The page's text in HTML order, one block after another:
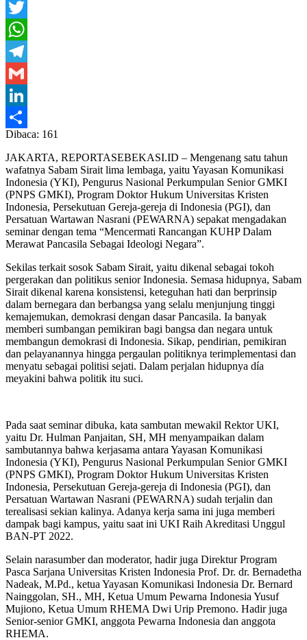
Facebook
Twitter
WhatsApp
Telegram
Gmail
LinkedIn
Share
Dibaca: 161
JAKARTA, REPORTASEBEKASI.ID – Mengenang satu tahun
wafatnya Sabam Sirait lima lembaga, yaitu Yayasan Komunikasi
Indonesia (YKI), Pengurus Nasional Perkumpulan Senior GMKI
(PNPS GMKI), Program Doktor Hukum Universitas Kristen
Indonesia, Persekutuan Gereja-gereja di Indonesia (PGI), dan
Persatuan Wartawan Nasrani (PEWARNA) sepakat mengadakan
seminar dengan tema “Mencermati Rancangan KUHP Dalam
Merawat Pancasila Sebagai Ideologi Negara”.
Sekilas terkait sosok Sabam Sirait, yaitu dikenal sebagai tokoh
pergerakan dan politikus senior Indonesia. Semasa hidupnya, Sabam
Sirait dikenal karena konsistensi, keteguhan hati dan berprinsip
dalam bernegara dan berbangsa yang selalu menjunjung tinggi
kemajemukan, demokrasi dengan dasar Pancasila. Ia banyak
memberi sumbangan pemikiran bagi bangsa dan negara untuk
membangun demokrasi di Indonesia. Sikap, pendirian, pemikiran
dan pelayanannya hingga pergaulan politiknya terimplementasi dan
menyatu sebagai politisi sejati. Dalam perjalan hidupnya día
meyakini bahwa politik itu suci.
Pada saat seminar dibuka, kata sambutan mewakil Rektor UKI,
yaitu Dr. Hulman Panjaitan, SH, MH menyampaikan dalam
sambutannya bahwa kerjasama antara Yayasan Komunikasi
Indonesia (YKI), Pengurus Nasional Perkumpulan Senior GMKI
(PNPS GMKI), Program Doktor Hukum Universitas Kristen
Indonesia, Persekutuan Gereja-gereja di Indonesia (PGI), dan
Persatuan Wartawan Nasrani (PEWARNA) sudah terjalin dan
terealisasi sekian kalinya. Adanya kerja sama ini juga memberi
dampak bagi kampus, yaitu saat ini UKI Raih Akreditasi Unggul
BAN-PT 2022.
Selain narasumber dan moderator, hadir juga Direktur Program
Pasca Sarjana Universitas Kristen Indonesia Prof. Dr. dr. Bernadetha
Nadeak, M.Pd., ketua Yayasan Komunikasi Indonesia Dr. Bernard
Nainggolan, SH., MH, Ketua Umum Pewarna Indonesia Yusuf
Mujiono, Ketua Umum RHEMA Dwi Urip Premono. Hadir juga
Senior-senior GMKI, anggota Pewarna Indonesia dan anggota
RHEMA.